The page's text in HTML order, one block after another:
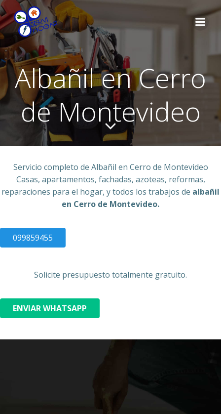
contenido
Albañil en Cerro
de Montevideo
Servicio completo de Albañil en Cerro de Montevideo
Casas, apartamentos, fachadas, azoteas, reformas,
reparaciones para el hogar, y todos los trabajos de albañil
en Cerro de Montevideo.
099859455
Solicite presupuesto totalmente gratuito.
ENVIAR WHATSAPP